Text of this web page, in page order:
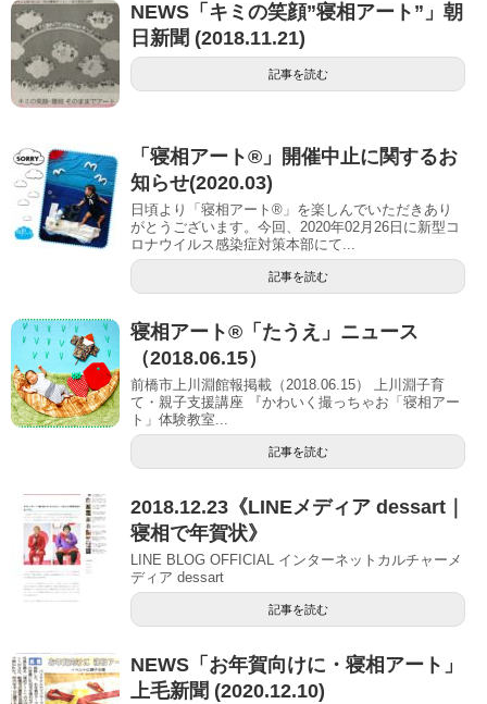
NEWS「キミの笑顔”寝相アート”」朝
日新聞 (2018.11.21)
記事を読む
「寝相アート®」開催中止に関するお
知らせ(2020.03)
日頃より「寝相アート®」を楽しんでいただきあり
がとうございます。今回、2020年02月26日に新型コ
ロナウイルス感染症対策本部にて...
記事を読む
寝相アート®「たうえ」ニュース
（2018.06.15）
前橋市上川淵館報掲載（2018.06.15） 上川淵子育
て・親子支援講座 『かわいく撮っちゃお「寝相アー
ト」体験教室...
記事を読む
2018.12.23《LINEメディア dessart｜
寝相で年賀状》
LINE BLOG OFFICIAL インターネットカルチャーメ
ディア dessart
記事を読む
NEWS「お年賀向けに・寝相アート」
上毛新聞 (2020.12.10)